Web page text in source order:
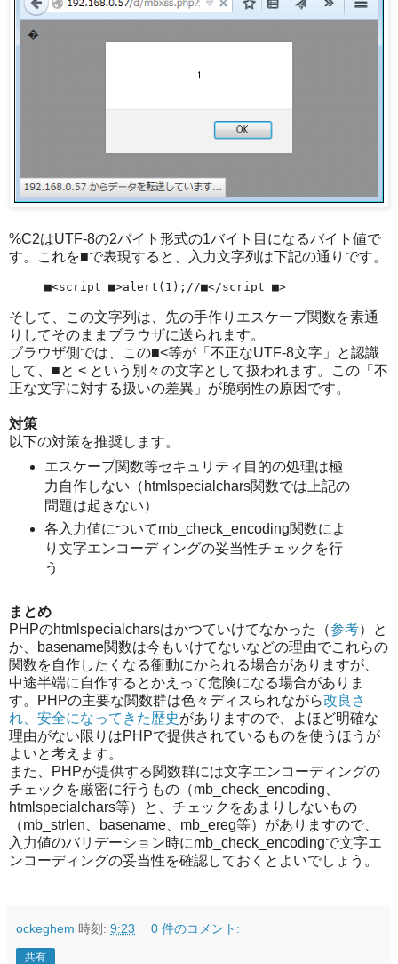
%C2はUTF-8の2バイト形式の1バイト目になるバイト値で
す。これを■で表現すると、入力文字列は下記の通りです。
■<script ■>alert(1);//■</script ■>
そして、この文字列は、先の手作りエスケープ関数を素通
りしてそのままブラウザに送られます。
ブラウザ側では、この■<等が「不正なUTF-8文字」と認識
して、■と < という別々の文字として扱われます。この「不
正な文字に対する扱いの差異」が脆弱性の原因です。
対策
以下の対策を推奨します。
エスケープ関数等セキュリティ目的の処理は極
力自作しない（htmlspecialchars関数では上記の
問題は起きない）
各入力値についてmb_check_encoding関数によ
り文字エンコーディングの妥当性チェックを行
う
まとめ
PHPのhtmlspecialcharsはかつていけてなかった（参考）と
か、basename関数は今もいけてないなどの理由でこれらの
関数を自作したくなる衝動にかられる場合がありますが、
中途半端に自作するとかえって危険になる場合がありま
す。PHPの主要な関数群は色々ディスられながら改良さ
れ、安全になってきた歴史がありますので、よほど明確な
理由がない限りはPHPで提供されているものを使うほうが
よいと考えます。
また、PHPが提供する関数群には文字エンコーディングの
チェックを厳密に行うもの（mb_check_encoding、
htmlspecialchars等）と、チェックをあまりしないもの
（mb_strlen、basename、mb_ereg等）がありますので、
入力値のバリデーション時にmb_check_encodingで文字エ
ンコーディングの妥当性を確認しておくとよいでしょう。
ockeghem 時刻: 9:23 0 件のコメント:
共有